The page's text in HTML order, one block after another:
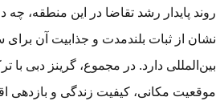
پایدار رشد تقاضا در این منطقه، چه
از ثبات بلندمدت و جذابیت آن برای
دارد. در مجموع، گرینز دبی با
مکانی، کیفیت زندگی و بازدهی